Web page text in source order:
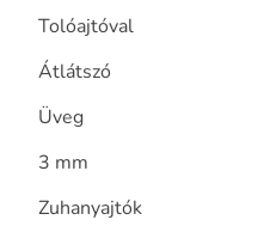
Tolóajtóval
Átlátszó
Üveg
3 mm
Zuhanyajtók